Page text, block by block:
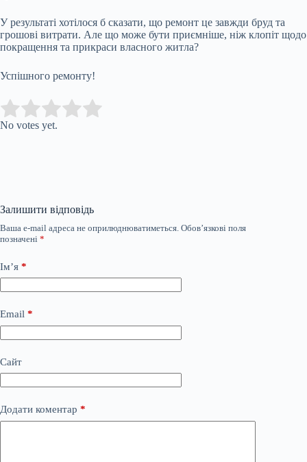
У результаті хотілося б сказати, що ремонт це завжди бруд та
грошові витрати. Але що може бути приємніше, ніж клопіт щодо
покращення та прикраси власного житла?
Успішного ремонту!
Rate this item:
No votes yet.
Залишити відповідь
Ваша e-mail адреса не оприлюднюватиметься. Обов’язкові поля
позначені *
Ім’я *
Email *
Сайт
Додати коментар *